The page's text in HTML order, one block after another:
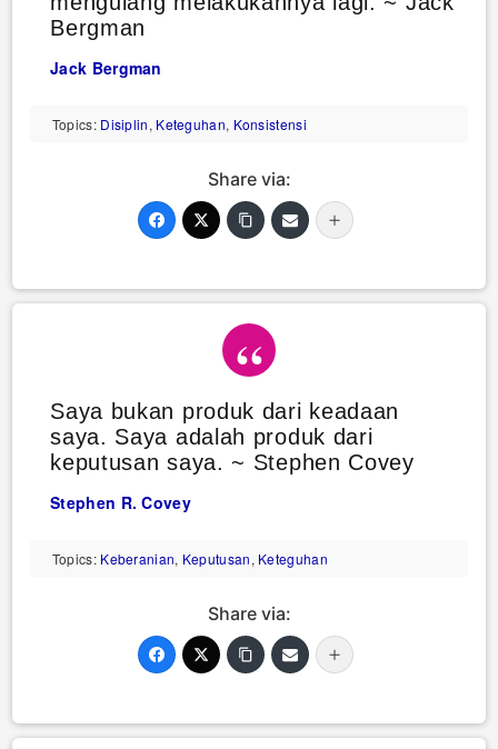
Bergman
Jack Bergman
Topics: Disiplin, Keteguhan, Konsistensi
Share via:
Saya bukan produk dari keadaan
saya. Saya adalah produk dari
keputusan saya. ~ Stephen Covey
Stephen R. Covey
Topics: Keberanian, Keputusan, Keteguhan
Share via: